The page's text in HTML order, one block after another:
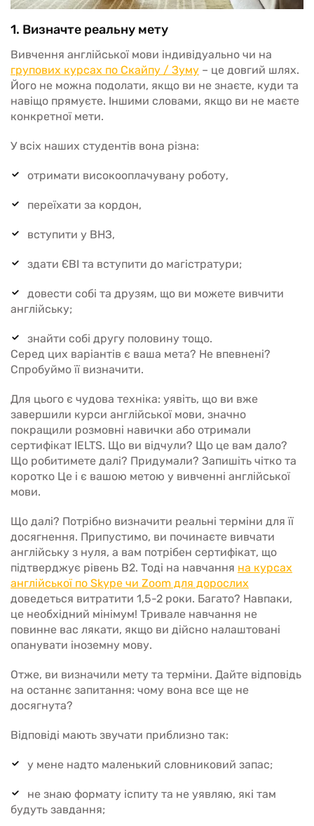
1. Визначте реальну мету
Вивчення англійської мови індивідуально чи на
групових курсах по Скайпу / Зуму – це довгий шлях.
Його не можна подолати, якщо ви не знаєте, куди та
навіщо прямуєте. Іншими словами, якщо ви не маєте
конкретної мети.
У всіх наших студентів вона різна:
отримати високооплачувану роботу,
переїхати за кордон,
вступити у ВНЗ,
здати ЄВІ та вступити до магістратури;
довести собі та друзям, що ви можете вивчити
англійську;
знайти собі другу половину тощо.
Серед цих варіантів є ваша мета? Не впевнені?
Спробуймо її визначити.
Для цього є чудова техніка: уявіть, що ви вже
завершили курси англійської мови, значно
покращили розмовні навички або отримали
сертифікат IELTS. Що ви відчули? Що це вам дало?
Що робитимете далі? Придумали? Запишіть чітко та
коротко Це і є вашою метою у вивченні англійської
мови.
Що далі? Потрібно визначити реальні терміни для її
досягнення. Припустимо, ви починаєте вивчати
англійську з нуля, а вам потрібен сертифікат, що
підтверджує рівень В2. Тоді на навчання на курсах
англійської по Skype чи Zoom для дорослих
доведеться витратити 1,5-2 роки. Багато? Навпаки,
це необхідний мінімум! Тривале навчання не
повинне вас лякати, якщо ви дійсно налаштовані
опанувати іноземну мову.
Отже, ви визначили мету та терміни. Дайте відповідь
на останнє запитання: чому вона все ще не
досягнута?
Відповіді мають звучати приблизно так:
у мене надто маленький словниковий запас;
не знаю формату іспиту та не уявляю, які там
будуть завдання;